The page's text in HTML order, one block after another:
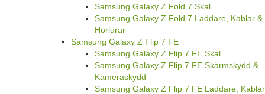
Samsung Galaxy Z Fold 7 Skal
Samsung Galaxy Z Fold 7 Laddare, Kablar &
Hörlurar
Samsung Galaxy Z Flip 7 FE
Samsung Galaxy Z Flip 7 FE Skal
Samsung Galaxy Z Flip 7 FE Skärmskydd &
Kameraskydd
Samsung Galaxy Z Flip 7 FE Laddare, Kablar